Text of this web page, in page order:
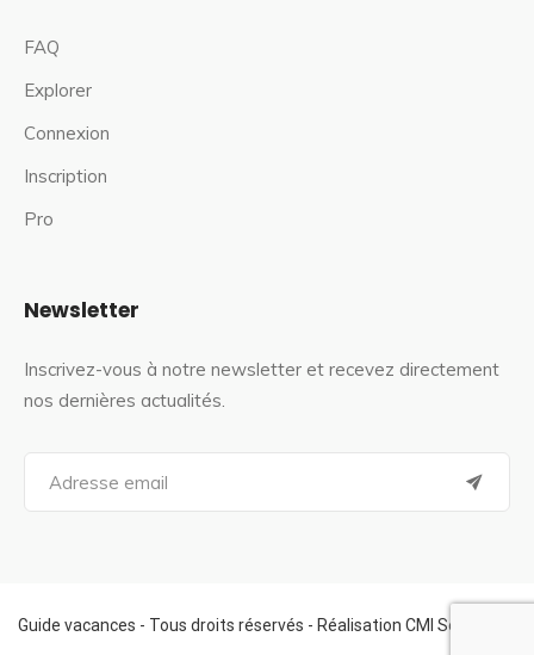
FAQ
Explorer
Connexion
Inscription
Pro
Newsletter
Inscrivez-vous à notre newsletter et recevez directement
nos dernières actualités.
a
f
o
Guide vacances - Tous droits réservés - Réalisation CMI Services